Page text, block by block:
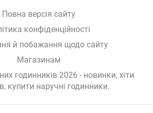
Повна версія сайту
конфіденційності
й побажання щодо сайту
Магазинам
годинників 2026 - новинки, хіти
купити наручні годинники.